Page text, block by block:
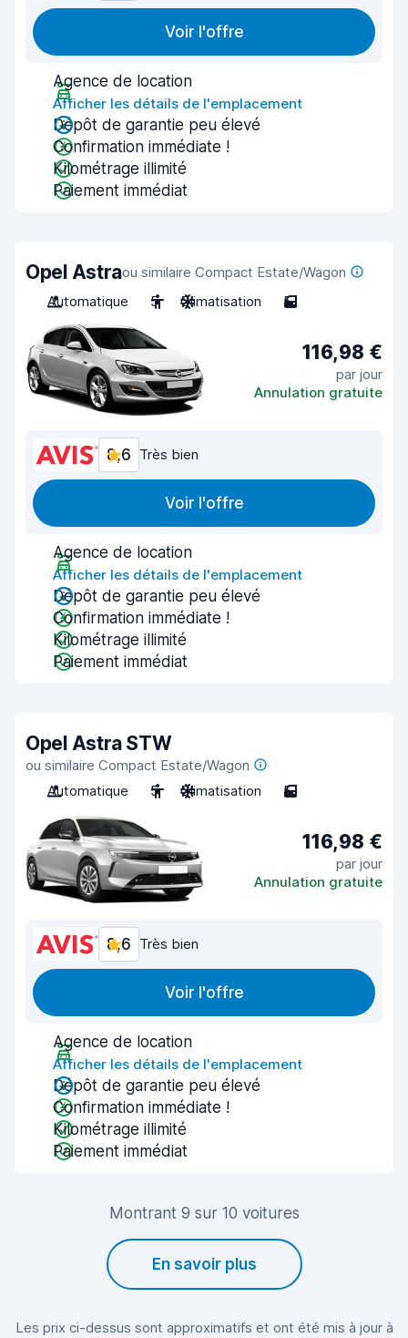
Voir l'offre
Agence de location
Afficher les détails de l'emplacement
Dépôt de garantie peu élevé
Confirmation immédiate !
Kilométrage illimité
Paiement immédiat
Opel Astraou similaire Compact Estate/Wagon
Automatique
5 Climatisation 5
116,98 €
par jour
Annulation gratuite
8,6 Très bien
Voir l'offre
Agence de location
Afficher les détails de l'emplacement
Dépôt de garantie peu élevé
Confirmation immédiate !
Kilométrage illimité
Paiement immédiat
Opel Astra STW
ou similaire Compact Estate/Wagon
Automatique
5 Climatisation 5
116,98 €
par jour
Annulation gratuite
8,6 Très bien
Voir l'offre
Agence de location
Afficher les détails de l'emplacement
Dépôt de garantie peu élevé
Confirmation immédiate !
Kilométrage illimité
Paiement immédiat
Montrant 9 sur 10 voitures
En savoir plus
Les prix ci-dessus sont approximatifs et ont été mis à jour à